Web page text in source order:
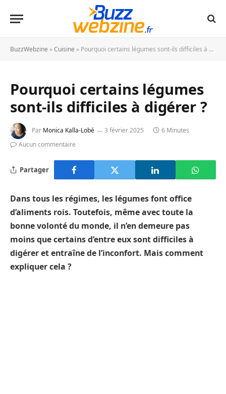
BuzzWebzine »Cuisine » Pourquoi certains légumes sont-ils difficiles à digérer ?
Pourquoi certains légumes
sont-ils difficiles à digérer ?
Par Monica Kalla-Lobé 3 février 2025
6 Minutes
Aucun commentaire
Partager
Dans tous les régimes, les légumes font office
d’aliments rois. Toutefois, même avec toute la
bonne volonté du monde, il n’en demeure pas
moins que certains d’entre eux sont difficiles à
digérer et entraîne de l’inconfort. Mais comment
expliquer cela ?